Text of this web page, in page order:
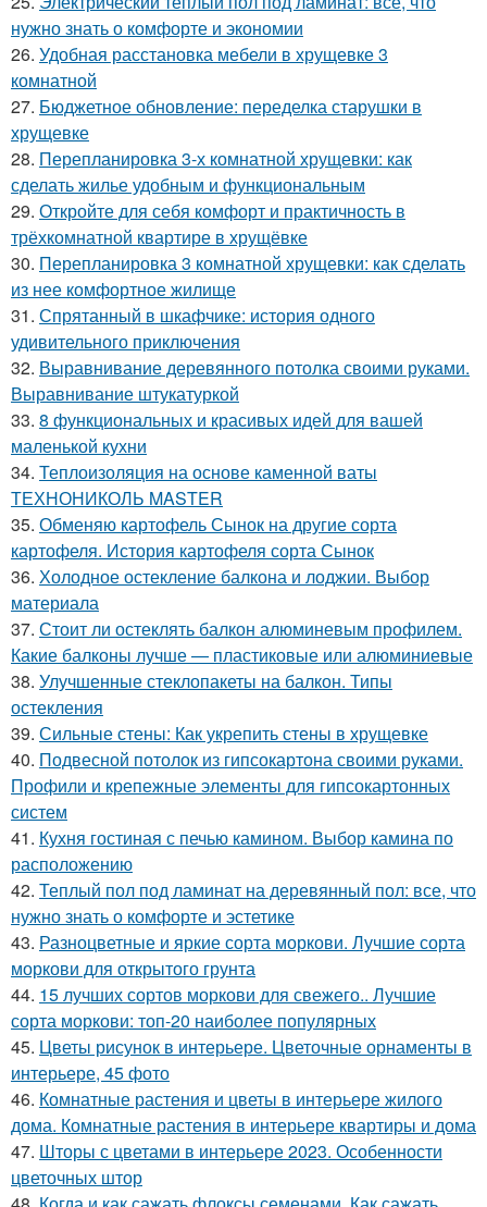
нужно знать о комфорте и экономии
26. Удобная расстановка мебели в хрущевке 3
комнатной
27. Бюджетное обновление: переделка старушки в
хрущевке
28. Перепланировка 3-х комнатной хрущевки: как
сделать жилье удобным и функциональным
29. Откройте для себя комфорт и практичность в
трёхкомнатной квартире в хрущёвке
30. Перепланировка 3 комнатной хрущевки: как сделать
из нее комфортное жилище
31. Спрятанный в шкафчике: история одного
удивительного приключения
32. Выравнивание деревянного потолка своими руками.
Выравнивание штукатуркой
33. 8 функциональных и красивых идей для вашей
маленькой кухни
34. Теплоизоляция на основе каменной ваты
ТЕХНОНИКОЛЬ MASTER
35. Обменяю картофель Сынок на другие сорта
картофеля. История картофеля сорта Сынок
36. Холодное остекление балкона и лоджии. Выбор
материала
37. Стоит ли остеклять балкон алюминевым профилем.
Какие балконы лучше — пластиковые или алюминиевые
38. Улучшенные стеклопакеты на балкон. Типы
остекления
39. Сильные стены: Как укрепить стены в хрущевке
40. Подвесной потолок из гипсокартона своими руками.
Профили и крепежные элементы для гипсокартонных
систем
41. Кухня гостиная с печью камином. Выбор камина по
расположению
42. Теплый пол под ламинат на деревянный пол: все, что
нужно знать о комфорте и эстетике
43. Разноцветные и яркие сорта моркови. Лучшие сорта
моркови для открытого грунта
44. 15 лучших сортов моркови для свежего.. Лучшие
сорта моркови: топ-20 наиболее популярных
45. Цветы рисунок в интерьере. Цветочные орнаменты в
интерьере, 45 фото
46. Комнатные растения и цветы в интерьере жилого
дома. Комнатные растения в интерьере квартиры и дома
47. Шторы с цветами в интерьере 2023. Особенности
цветочных штор